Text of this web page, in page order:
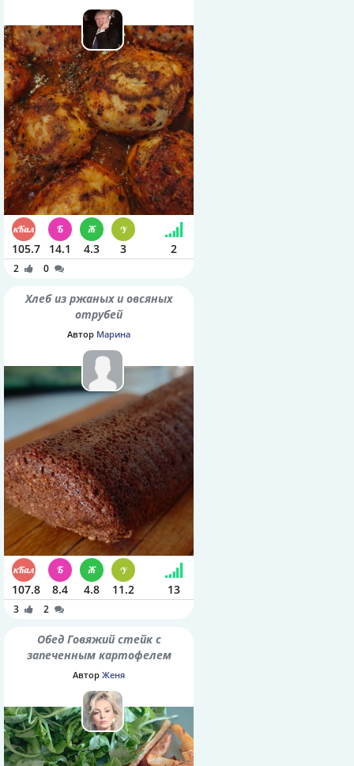
105.7 14.1 4.3 3 2
2 0
Хлеб из ржаных и овсяных
отрубей
Автор Марина
107.8 8.4 4.8 11.2 13
3 2
Обед Говяжий стейк с
запеченным картофелем
Автор Женя